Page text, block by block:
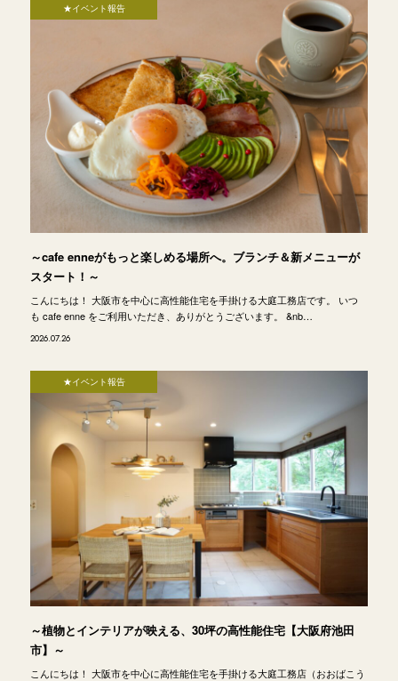
★イベント報告
～cafe enneがもっと楽しめる場所へ。ブランチ＆新メニューが
スタート！～
こんにちは！ 大阪市を中心に高性能住宅を手掛ける大庭工務店です。 いつ
も cafe enne をご利用いただき、ありがとうございます。 &nb…
2026.07.26
★イベント報告
～植物とインテリアが映える、30坪の高性能住宅【大阪府池田
市】～
こんにちは！ 大阪市を中心に高性能住宅を手掛ける大庭工務店（おおばこう